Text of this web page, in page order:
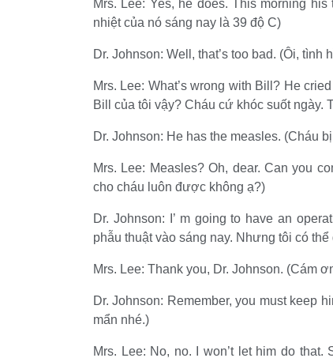
Mrs. Lee: Yes, he does. This morning
nhiệt của nó sáng nay là 39 độ C)
Dr. Johnson: Well, that’s too bad. (Ôi, tình
Mrs. Lee: What’s wrong with Bill? He
Bill của tôi vậy? Cháu cứ khóc suốt ngày.
Dr. Johnson: He has the measles. (Cháu
Mrs. Lee: Measles? Oh, dear. Can you
cho cháu luôn được không ạ?)
Dr. Johnson: I’ m going to have an
phẫu thuật vào sáng nay. Nhưng tôi có
Mrs. Lee: Thank you, Dr. Johnson. (Cám
Dr. Johnson: Remember, you must keep
mẩn nhé.)
Mrs. Lee: No, no. I won’t let him do